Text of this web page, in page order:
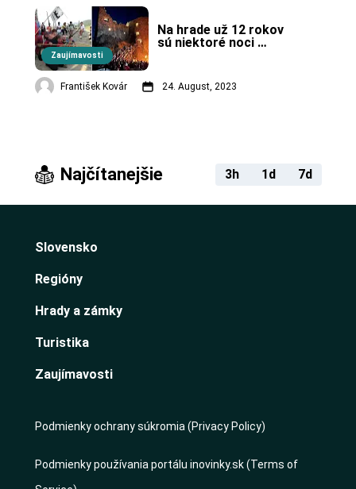
Zaujímavosti
Na hrade už 12 rokov
sú niektoré noci
František Kovár 24. August, 2023
Najčítanejšie 3h 1d 7d
Slovensko
Regióny
Hrady a zámky
Turistika
Zaujímavosti
Podmienky ochrany súkromia (Privacy Policy)
Podmienky používania portálu inovinky.sk (Terms of